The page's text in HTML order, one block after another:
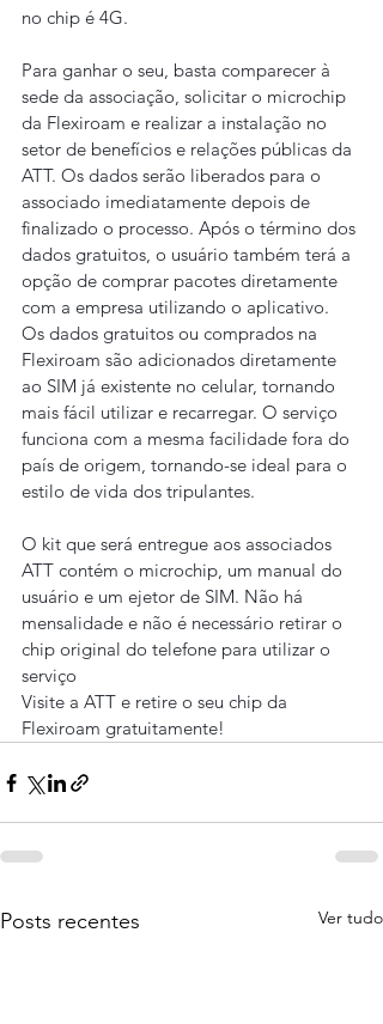
no chip é 4G.
Para ganhar o seu, basta comparecer à
sede da associação, solicitar o microchip
da Flexiroam e realizar a instalação no
setor de benefícios e relações públicas da
ATT. Os dados serão liberados para o
associado imediatamente depois de
finalizado o processo. Após o término dos
dados gratuitos, o usuário também terá a
opção de comprar pacotes diretamente
com a empresa utilizando o aplicativo.
Os dados gratuitos ou comprados na
Flexiroam são adicionados diretamente
ao SIM já existente no celular, tornando
mais fácil utilizar e recarregar. O serviço
funciona com a mesma facilidade fora do
país de origem, tornando-se ideal para o
estilo de vida dos tripulantes.
O kit que será entregue aos associados
ATT contém o microchip, um manual do
usuário e um ejetor de SIM. Não há
mensalidade e não é necessário retirar o
chip original do telefone para utilizar o
serviço
Visite a ATT e retire o seu chip da
Flexiroam gratuitamente!
Posts recentes Ver tudo